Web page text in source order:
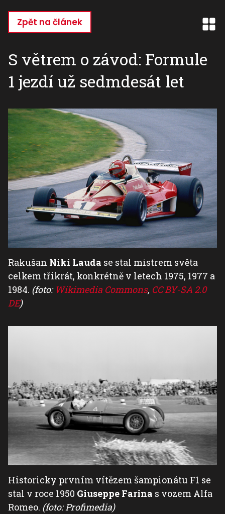
hlavnímu
Zpět na článek
S větrem o závod: Formule
1 jezdí už sedmdesát let
Rakušan Niki Lauda se stal mistrem světa
celkem třikrát, konkrétně v letech 1975, 1977 a
1984. (foto: Wikimedia Commons, CC BY-SA 2.0
DE)
Historicky prvním vítězem šampionátu F1 se
stal v roce 1950 Giuseppe Farina s vozem Alfa
Romeo. (foto: Profimedia)